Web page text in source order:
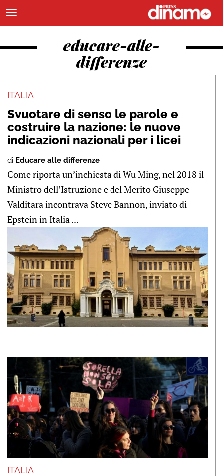
educare-alle-
differenze
ITALIA
Svuotare di senso le parole e
costruire la nazione: le nuove
indicazioni nazionali per i licei
di Educare alle differenze
Come riporta un’inchiesta di Wu Ming, nel 2018 il
Ministro dell’Istruzione e del Merito Giuseppe
Valditara incontrava Steve Bannon, inviato di
Epstein in Italia ...
ITALIA